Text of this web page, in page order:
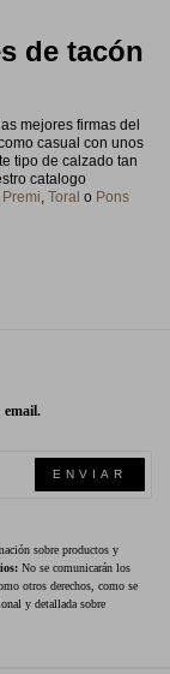
de tacón
mejores firmas del
casual con unos
tipo de calzado tan
catalogo
, Toral o Pons
email.
ENVIAR
sobre productos y
No se comunicarán los
otros derechos, como se
y detallada sobre